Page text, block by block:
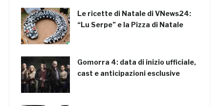
Le ricette di Natale di VNews24:
“Lu Serpe” e la Pizza di Natale
Gomorra 4: data di inizio ufficiale,
cast e anticipazioni esclusive